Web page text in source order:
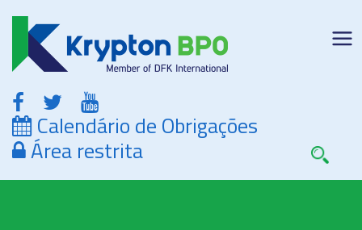
Calendário de Obrigações
Área restrita